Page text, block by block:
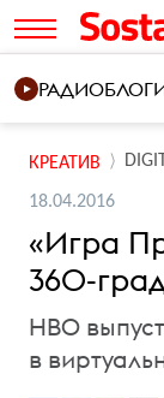
РАДИО
КРЕАТИВ
18.04.2016
«Игра
360-
HBO
в